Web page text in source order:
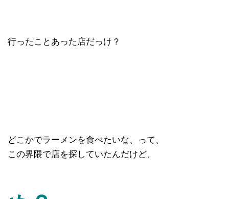
行ったことあった店だっけ？
どこかでラーメンを食べたいな、って、
この界隈で店を探していたんだけど、